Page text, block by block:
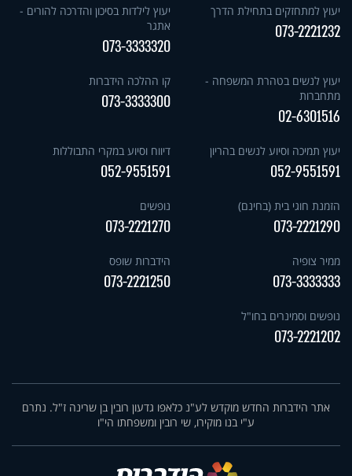
יעוץ למתחזקים בתחילת הדרך
073-2221232
יעוץ לילדות בסיכון והדרכה להורים -
אתגר
073-3333320
יעוץ לנשים בטהרת המשפחה -
מתחברות
02-6301516
קו ההלכה הידברות
073-3333300
יעוץ תמיכה וסיוע לנשים בהריון
052-9551591
דיווח וסיוע במקרי התבוללות
052-9551591
הזמנת חוגי בית (בחינם)
073-2221290
נופשים
073-2221270
ממיר צופיה
073-3333333
הידברות שופס
073-2221250
נופשים וסמינרים בחו"ל
073-2221202
אתר הידברות החדש מוקדש לע"נ כלאפו גדעון רובין בן שרינה ז"ל. נתרם
ע"י בנו מוקירו, שי רובין ומשפחתו הי"ו